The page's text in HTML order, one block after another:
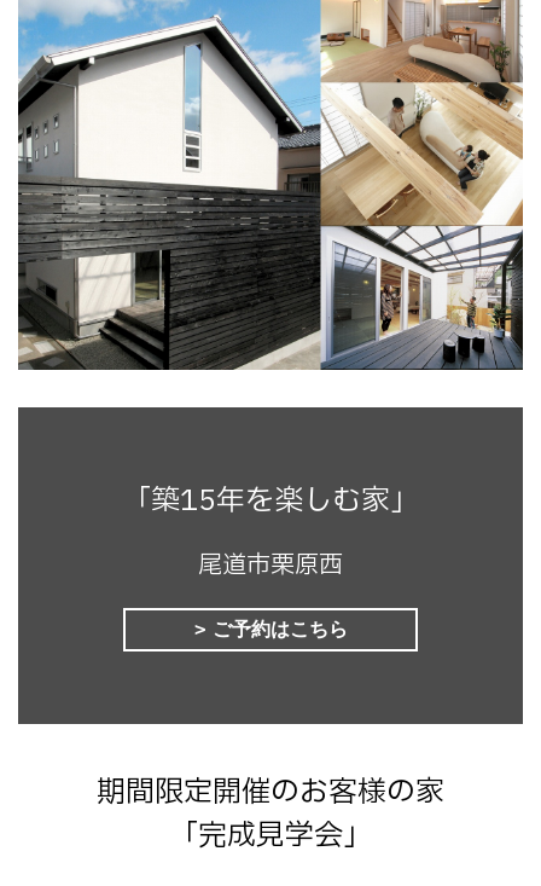
「築15年を楽しむ家」
尾道市栗原西
ご予約はこちら
期間限定開催のお客様の家
「完成見学会」